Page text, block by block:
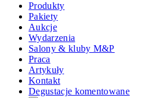
Produkty
Pakiety
Aukcje
Wydarzenia
Salony & kluby M&P
Praca
Artykuły
Kontakt
Degustacje komentowane